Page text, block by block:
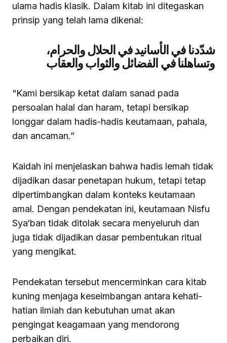
ulama hadis klasik. Dalam kitab ini ditegaskan
prinsip yang telah lama dikenal:
شدّدنا في الأسانيد في الحلال والحرام،
وتساهلنا في الفضائل والثواب والعقاب
“Kami bersikap ketat dalam sanad pada
persoalan halal dan haram, tetapi bersikap
longgar dalam hadis-hadis keutamaan, pahala,
dan ancaman.”
Kaidah ini menjelaskan bahwa hadis lemah tidak
dijadikan dasar penetapan hukum, tetapi tetap
dipertimbangkan dalam konteks keutamaan
amal. Dengan pendekatan ini, keutamaan Nisfu
Sya‘ban tidak ditolak secara menyeluruh dan
juga tidak dijadikan dasar pembentukan ritual
yang mengikat.
Pendekatan tersebut mencerminkan cara kitab
kuning menjaga keseimbangan antara kehati-
hatian ilmiah dan kebutuhan umat akan
pengingat keagamaan yang mendorong
perbaikan diri.